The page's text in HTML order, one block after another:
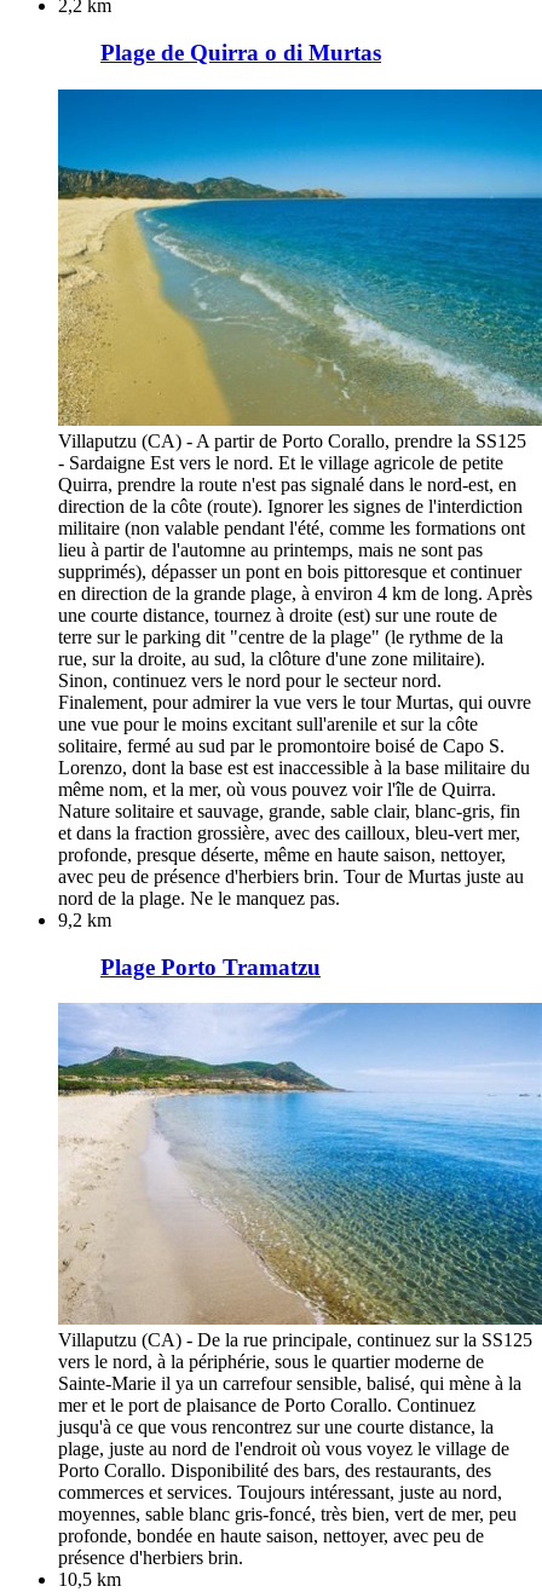
2,2 km
Plage de Quirra o di Murtas
Villaputzu (CA) - A partir de Porto Corallo, prendre la SS125
- Sardaigne Est vers le nord. Et le village agricole de petite
Quirra, prendre la route n'est pas signalé dans le nord-est, en
direction de la côte (route). Ignorer les signes de l'interdiction
militaire (non valable pendant l'été, comme les formations ont
lieu à partir de l'automne au printemps, mais ne sont pas
supprimés), dépasser un pont en bois pittoresque et continuer
en direction de la grande plage, à environ 4 km de long. Après
une courte distance, tournez à droite (est) sur une route de
terre sur le parking dit "centre de la plage" (le rythme de la
rue, sur la droite, au sud, la clôture d'une zone militaire).
Sinon, continuez vers le nord pour le secteur nord.
Finalement, pour admirer la vue vers le tour Murtas, qui ouvre
une vue pour le moins excitant sull'arenile et sur la côte
solitaire, fermé au sud par le promontoire boisé de Capo S.
Lorenzo, dont la base est est inaccessible à la base militaire du
même nom, et la mer, où vous pouvez voir l'île de Quirra.
Nature solitaire et sauvage, grande, sable clair, blanc-gris, fin
et dans la fraction grossière, avec des cailloux, bleu-vert mer,
profonde, presque déserte, même en haute saison, nettoyer,
avec peu de présence d'herbiers brin. Tour de Murtas juste au
nord de la plage. Ne le manquez pas.
9,2 km
Plage Porto Tramatzu
Villaputzu (CA) - De la rue principale, continuez sur la SS125
vers le nord, à la périphérie, sous le quartier moderne de
Sainte-Marie il ya un carrefour sensible, balisé, qui mène à la
mer et le port de plaisance de Porto Corallo. Continuez
jusqu'à ce que vous rencontrez sur une courte distance, la
plage, juste au nord de l'endroit où vous voyez le village de
Porto Corallo. Disponibilité des bars, des restaurants, des
commerces et services. Toujours intéressant, juste au nord,
moyennes, sable blanc gris-foncé, très bien, vert de mer, peu
profonde, bondée en haute saison, nettoyer, avec peu de
présence d'herbiers brin.
10,5 km